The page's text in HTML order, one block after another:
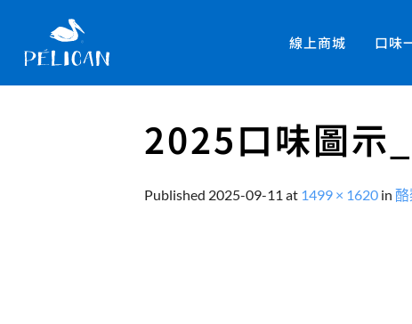
線上商城 口味
2025口味圖示
Published 2025-09-11 at 1499 × 1620 in 酪